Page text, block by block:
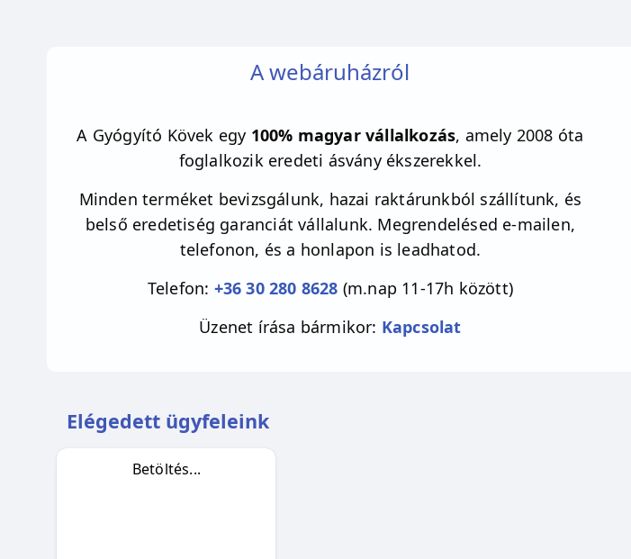
A webáruházról
A Gyógyító Kövek egy 100% magyar vállalkozás, amely 2008 óta
foglalkozik eredeti ásvány ékszerekkel.
Minden terméket bevizsgálunk, hazai raktárunkból szállítunk, és
belső eredetiség garanciát vállalunk. Megrendelésed e-mailen,
telefonon, és a honlapon is leadhatod.
Telefon: +36 30 280 8628 (m.nap 11-17h között)
Üzenet írása bármikor: Kapcsolat
Elégedett ügyfeleink
Betöltés...